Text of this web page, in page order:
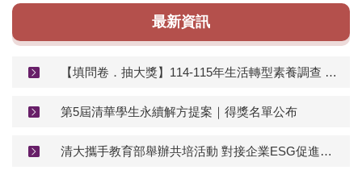
最新資訊
【填問卷．抽大獎】114-115年生活轉型素養調查 啟動！
第5屆清華學生永續解方提案｜得獎名單公布
清大攜手教育部舉辦共培活動 對接企業ESG促進USR永續力轉型